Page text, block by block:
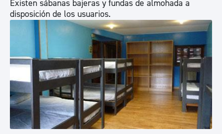
Existen sábanas bajeras y fundas de almohada a
disposición de los usuarios.